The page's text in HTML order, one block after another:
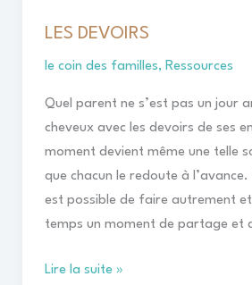
LES DEVOIRS
le coin des familles, Ressources
Quel parent ne s’est pas un jour
cheveux avec les devoirs de ses
moment devient même une telle
que chacun le redoute à l’avance.
est possible de faire autrement
temps un moment de partage et
Lire la suite »